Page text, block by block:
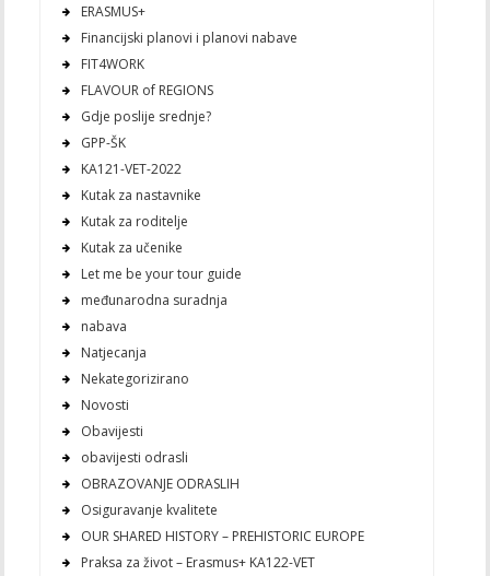
ERASMUS+
Financijski planovi i planovi nabave
FIT4WORK
FLAVOUR of REGIONS
Gdje poslije srednje?
GPP-ŠK
KA121-VET-2022
Kutak za nastavnike
Kutak za roditelje
Kutak za učenike
Let me be your tour guide
međunarodna suradnja
nabava
Natjecanja
Nekategorizirano
Novosti
Obavijesti
obavijesti odrasli
OBRAZOVANJE ODRASLIH
Osiguravanje kvalitete
OUR SHARED HISTORY – PREHISTORIC EUROPE
Praksa za život – Erasmus+ KA122-VET